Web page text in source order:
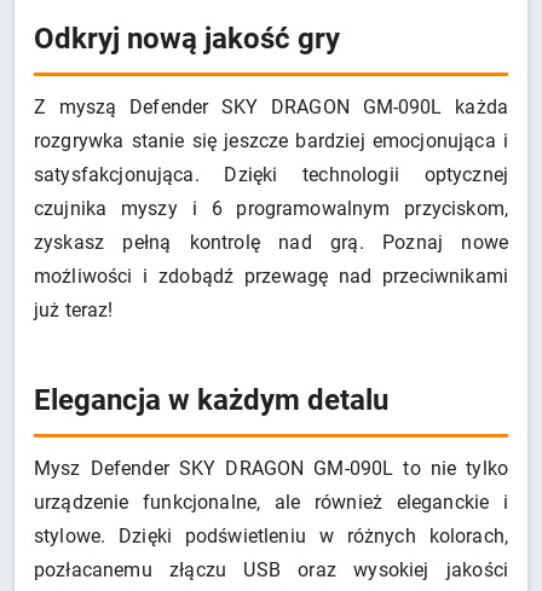
Odkryj nową jakość gry
Z myszą Defender SKY DRAGON GM-090L każda
rozgrywka stanie się jeszcze bardziej emocjonująca i
satysfakcjonująca. Dzięki technologii optycznej
czujnika myszy i 6 programowalnym przyciskom,
zyskasz pełną kontrolę nad grą. Poznaj nowe
możliwości i zdobądź przewagę nad przeciwnikami
już teraz!
Elegancja w każdym detalu
Mysz Defender SKY DRAGON GM-090L to nie tylko
urządzenie funkcjonalne, ale również eleganckie i
stylowe. Dzięki podświetleniu w różnych kolorach,
pozłacanemu złączu USB oraz wysokiej jakości